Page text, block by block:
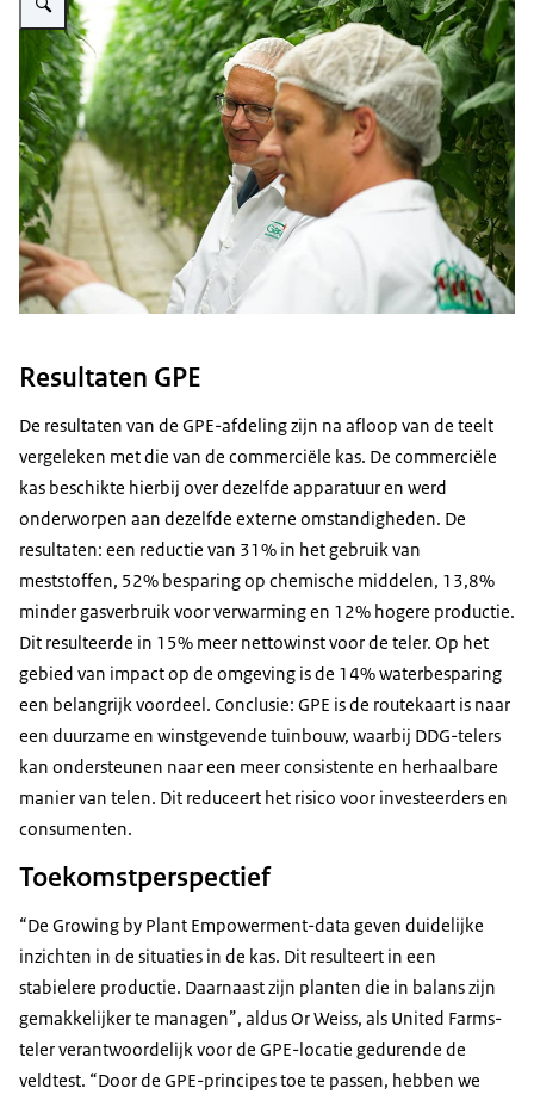
Resultaten GPE
De resultaten van de GPE-afdeling zijn na afloop van de teelt
vergeleken met die van de commerciële kas. De commerciële
kas beschikte hierbij over dezelfde apparatuur en werd
onderworpen aan dezelfde externe omstandigheden. De
resultaten: een reductie van 31% in het gebruik van
meststoffen, 52% besparing op chemische middelen, 13,8%
minder gasverbruik voor verwarming en 12% hogere productie.
Dit resulteerde in 15% meer nettowinst voor de teler. Op het
gebied van impact op de omgeving is de 14% waterbesparing
een belangrijk voordeel. Conclusie: GPE is de routekaart is naar
een duurzame en winstgevende tuinbouw, waarbij DDG-telers
kan ondersteunen naar een meer consistente en herhaalbare
manier van telen. Dit reduceert het risico voor investeerders en
consumenten.
Toekomstperspectief
“De Growing by Plant Empowerment-data geven duidelijke
inzichten in de situaties in de kas. Dit resulteert in een
stabielere productie. Daarnaast zijn planten die in balans zijn
gemakkelijker te managen”, aldus Or Weiss, als United Farms-
teler verantwoordelijk voor de GPE-locatie gedurende de
veldtest. “Door de GPE-principes toe te passen, hebben we